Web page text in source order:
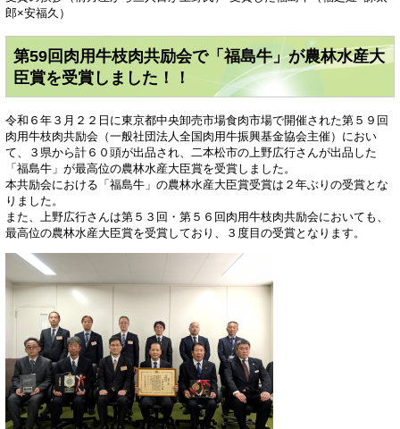
郎×安福久）
第59回肉用牛枝肉共励会で「福島牛」が農林水産大
臣賞を受賞しました！！
令和６年３月２２日に東京都中央卸売市場食肉市場で開催された第５９回
肉用牛枝肉共励会（一般社団法人全国肉用牛振興基金協会主催）におい
て、３県から計６０頭が出品され、二本松市の上野広行さんが出品した
「福島牛」が最高位の農林水産大臣賞を受賞しました。
本共励会における「福島牛」の農林水産大臣賞受賞は２年ぶりの受賞とな
りました。
また、上野広行さんは第５３回・第５６回肉用牛枝肉共励会においても、
最高位の農林水産大臣賞を受賞しており、３度目の受賞となります。